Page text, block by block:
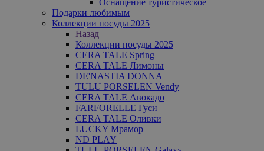
Подарки любимым
Коллекции посуды 2025
Назад
Коллекции посуды 2025
CERA TALE Spring
CERA TALE Лимоны
DE'NASTIA DONNA
TULU PORSELEN Vendy
CERA TALE Авокадо
FARFORELLE Гуси
CERA TALE Оливки
LUCKY Мрамор
ND PLAY